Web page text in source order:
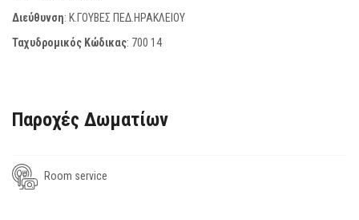
Διεύθυνση: Κ.ΓΟΥΒΕΣ ΠΕΔ.ΗΡΑΚΛΕΙΟΥ
Ταχυδρομικός Κώδικας: 700 14
Παροχές Δωματίων
Room service